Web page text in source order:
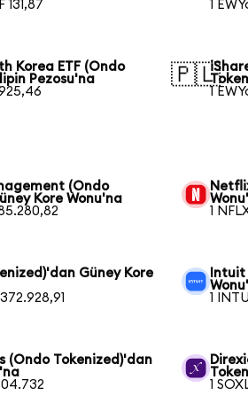
131,87
1
Korea ETF (Ondo
Pezosu'na
🇵🇱
1
(Ondo
Kore Wonu'na
1
Güney Kore
Intuit
1
(Ondo Tokenized)'dan
1